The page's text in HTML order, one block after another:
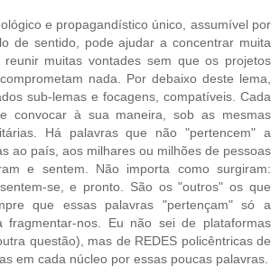
e propagandístico único, assumível por
de sentido, pode ajudar a concentrar muita
reunir muitas vontades sem que os projetos
nada. Por debaixo deste lema,
sub-lemas e focagens, compatíveis. Cada
convocar à sua maneira, sob as mesmas
Há palavras que não "pertencem" a
ao país, aos milhares ou milhões de pessoas
e sentem. Não importa como surgiram:
se, e pronto. São os "outros" os que
que essas palavras "pertençam" só a
fragmentar-nos. Eu não sei de plataformas
questão), mas de REDES policêntricas de
em cada núcleo por essas poucas palavras.